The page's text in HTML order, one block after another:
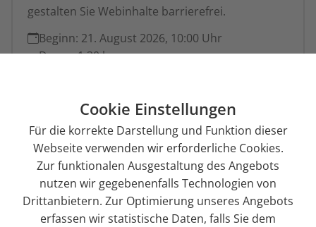
gestalten Sie Webinhalte barrierefrei.
Beginn: 21. August 2026, 10:00 Uhr
Dauer:1:30 h
Online-Schulung
199,00 € (zzgl. MwSt.)
Jetzt anmelden
Details
Cookie Einstellungen
Für die korrekte Darstellung und Funktion dieser
Webseite verwenden wir erforderliche Cookies.
Zur funktionalen Ausgestaltung des Angebots
nutzen wir gegebenenfalls Technologien von
Drittanbietern. Zur Optimierung unseres Angebots
erfassen wir statistische Daten, falls Sie dem